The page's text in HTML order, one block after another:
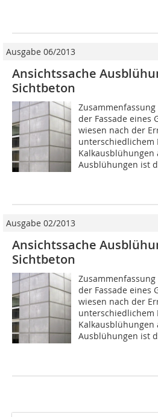
Ausgabe 06/2013
Ansichtssache
Sichtbeton
der Fassade eines
wiesen nach der
unterschiedlichem
Kalkausblühungen
Ausblühungen ist
Ausgabe 02/2013
Ansichtssache
Sichtbeton
der Fassade eines
wiesen nach der
unterschiedlichem
Kalkausblühungen
Ausblühungen ist